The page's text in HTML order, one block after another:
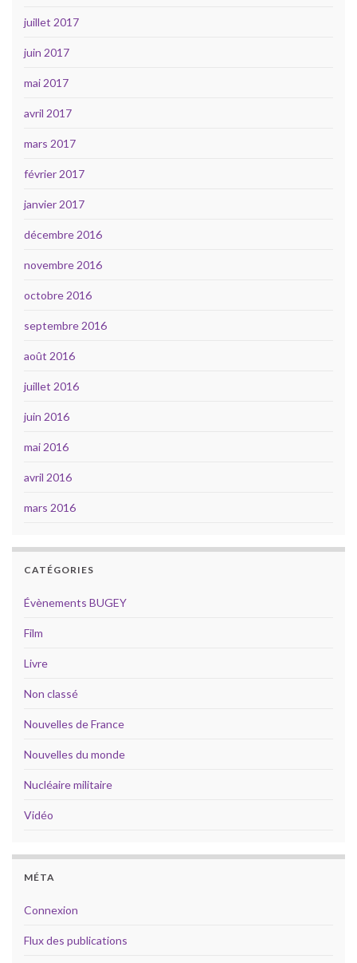
juillet 2017
juin 2017
mai 2017
avril 2017
mars 2017
février 2017
janvier 2017
décembre 2016
novembre 2016
octobre 2016
septembre 2016
août 2016
juillet 2016
juin 2016
mai 2016
avril 2016
mars 2016
CATÉGORIES
Évènements BUGEY
Film
Livre
Non classé
Nouvelles de France
Nouvelles du monde
Nucléaire militaire
Vidéo
MÉTA
Connexion
Flux des publications